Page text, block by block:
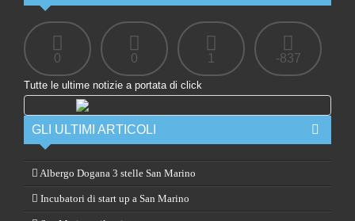
0 0 1 -837
Tutte le ultime notizie a portata di click
GLI ULTIMI ARTICOLI
Albergo Dogana 3 stelle San Marino
Incubatori di start up a San Marino